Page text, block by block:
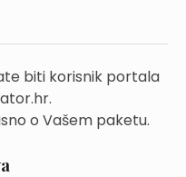
biti korisnik portala
o Vašem paketu.